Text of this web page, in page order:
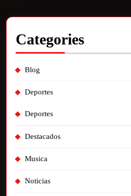
Categories
Blog
Deportes
Deportes
Destacados
Musica
Noticias